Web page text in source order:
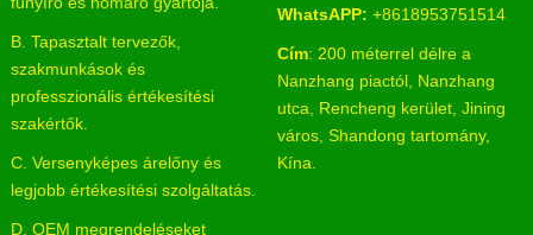
B. Tapasztalt tervezők,
szakmunkások és
professzionális értékesítési
szakértők.
C. Versenyképes árelőny és
legjobb értékesítési szolgáltatás.
D. OEM megrendeléseket
WhatsAPP: +8618953751514
Cím: 200 méterrel délre a
Nanzhang piactól, Nanzhang
utca, Rencheng kerület, Jining
város, Shandong tartomány,
Kína.